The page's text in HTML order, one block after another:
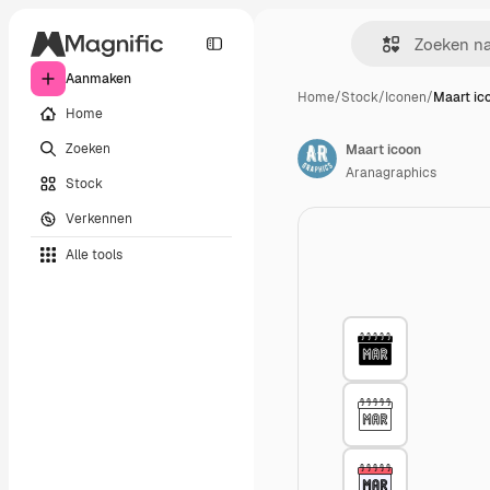
Aanmaken
Home
Zoeken
Stock
Verkennen
Alle tools
Home/Stock/Iconen/Maart
Maart icoon
Aranagraphics